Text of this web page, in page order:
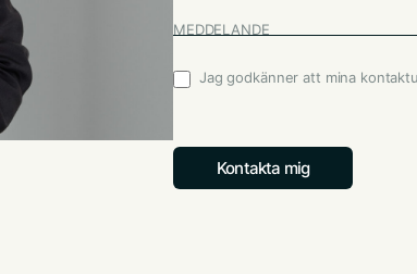
MEDDELANDE
Godkännande*
Jag godkänner att mina
Kontakta mig